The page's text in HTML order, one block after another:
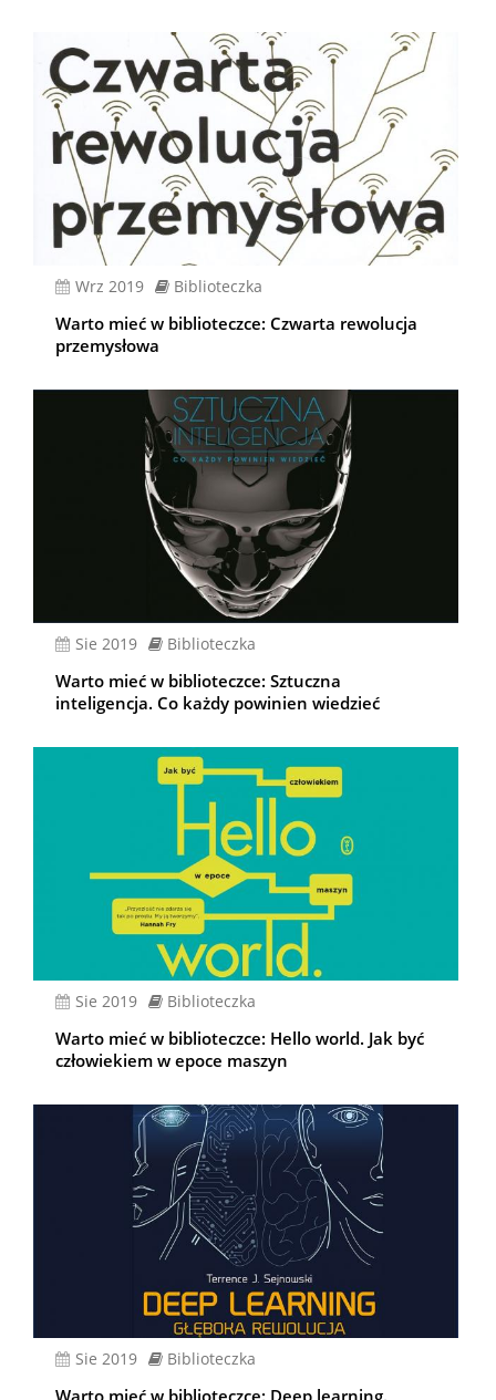
wrz 2019 Biblioteczka
Warto mieć w biblioteczce: Czwarta rewolucja
przemysłowa
sie 2019 Biblioteczka
Warto mieć w biblioteczce: Sztuczna
inteligencja. Co każdy powinien wiedzieć
sie 2019 Biblioteczka
Warto mieć w biblioteczce: Hello world. Jak być
człowiekiem w epoce maszyn
sie 2019 Biblioteczka